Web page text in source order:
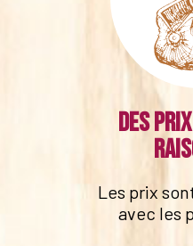
Des
Les prix
avec les